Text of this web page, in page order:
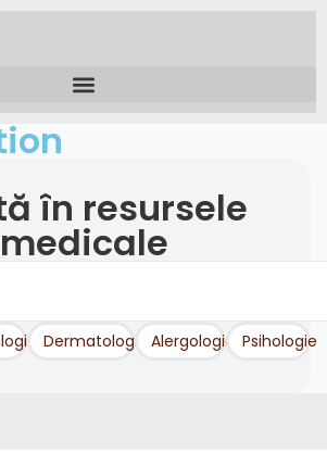
în resursele
medicale
Dermatologie Alergologie Psihologie